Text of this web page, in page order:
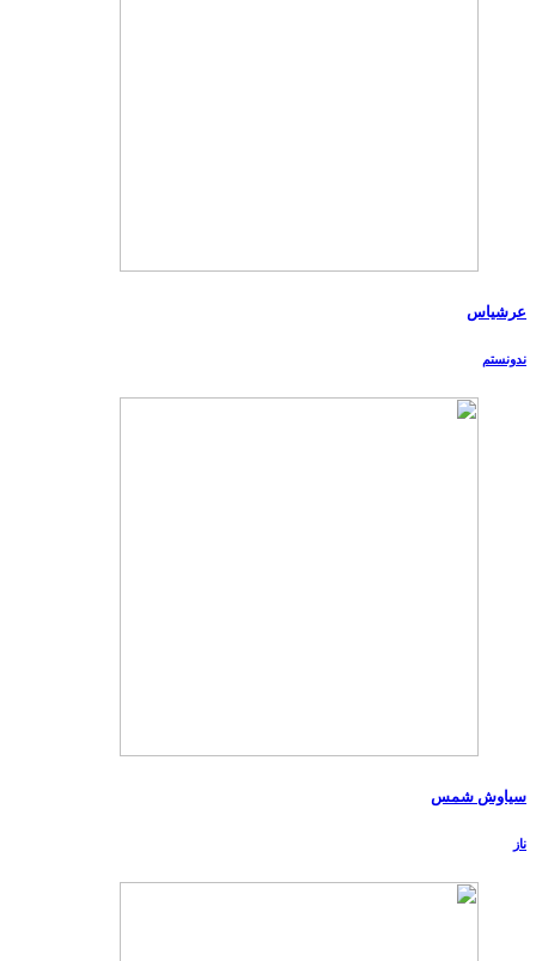
عرشیاس
ندونستم
سیاوش شمس
ناز